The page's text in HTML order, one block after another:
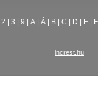
2 3 9 A Á B C D E F
increst.hu